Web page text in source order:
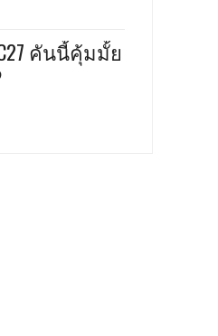
C27 คันนี้คุ้มมั้ย